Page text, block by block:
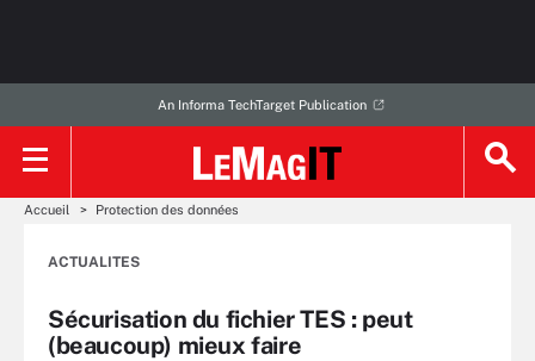
An Informa TechTarget Publication
Accueil Protection des données
ACTUALITES
Sécurisation du fichier TES : peut
(beaucoup) mieux faire